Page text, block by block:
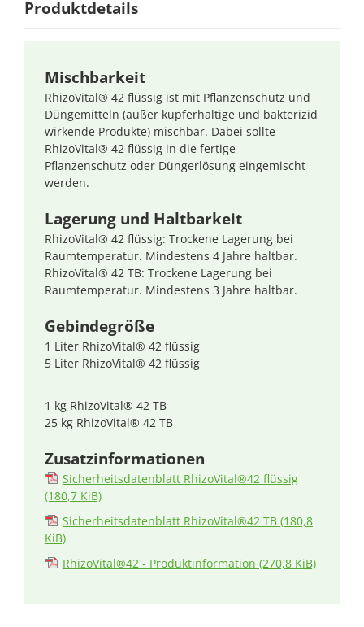
Produktdetails
Mischbarkeit
RhizoVital® 42 flüssig ist mit Pflanzenschutz und
Düngemitteln (außer kupferhaltige und bakterizid
wirkende Produkte) mischbar. Dabei sollte
RhizoVital® 42 flüssig in die fertige
Pflanzenschutz oder Düngerlösung eingemischt
werden.
Lagerung und Haltbarkeit
RhizoVital® 42 flüssig: Trockene Lagerung bei
Raumtemperatur. Mindestens 4 Jahre haltbar.
RhizoVital® 42 TB: Trockene Lagerung bei
Raumtemperatur. Mindestens 3 Jahre haltbar.
Gebindegröße
1 Liter RhizoVital® 42 flüssig
5 Liter RhizoVital® 42 flüssig
1 kg RhizoVital® 42 TB
25 kg RhizoVital® 42 TB
Zusatzinformationen
Sicherheitsdatenblatt RhizoVital®42 flüssig
(180,7 KiB)
Sicherheitsdatenblatt RhizoVital®42 TB (180,8
KiB)
RhizoVital®42 - Produktinformation (270,8 KiB)